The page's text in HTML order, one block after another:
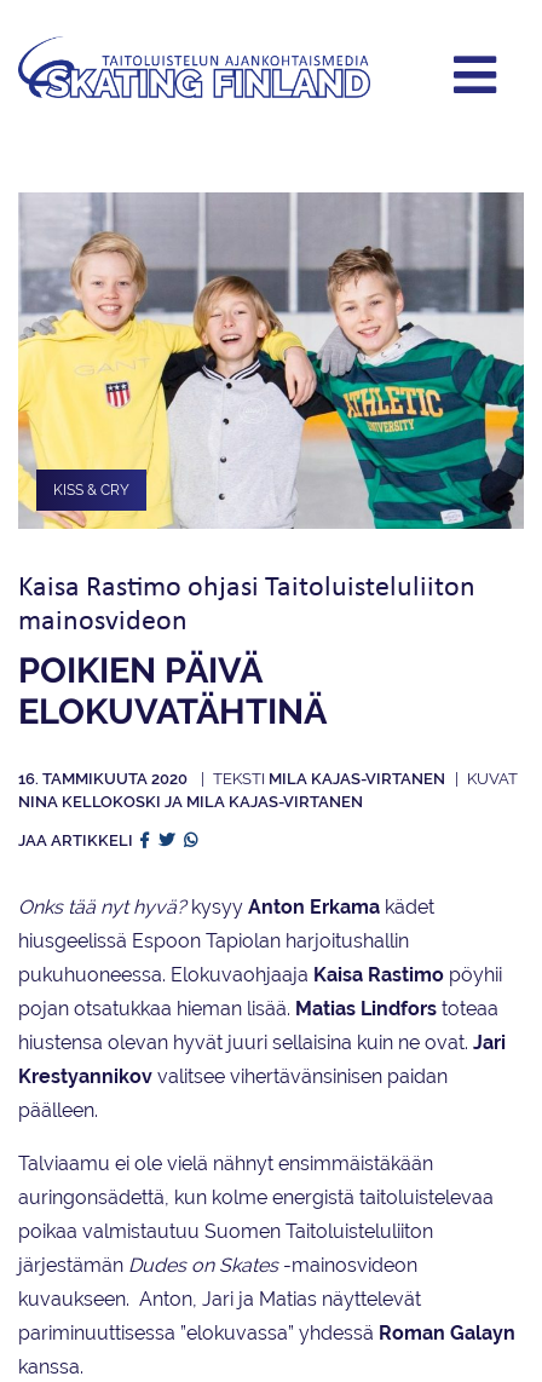
KISS & CRY
Kaisa Rastimo ohjasi Taitoluisteluliiton
mainosvideon
POIKIEN PÄIVÄ
ELOKUVATÄHTINÄ
16. TAMMIKUUTA 2020
MILA KAJAS-VIRTANEN
NINA KELLOKOSKI JA MILA KAJAS-VIRTANEN
JAA ARTIKKELI
Onks tää nyt hyvä?kysyy Anton Erkama kädet
hiusgeelissä Espoon Tapiolan harjoitushallin
pukuhuoneessa. Elokuvaohjaaja Kaisa Rastimo pöyhii
pojan otsatukkaa hieman lisää. Matias Lindfors toteaa
hiustensa olevan hyvät juuri sellaisina kuin ne ovat. Jari
Krestyannikov valitsee vihertävänsinisen paidan
päälleen.
Talviaamu ei ole vielä nähnyt ensimmäistäkään
auringonsädettä, kun kolme energistä taitoluistelevaa
poikaa valmistautuu Suomen Taitoluisteluliiton
järjestämän Dudes on Skates-mainosvideon
kuvaukseen. Anton, Jari ja Matias näyttelevät
pariminuuttisessa ”elokuvassa” yhdessä Roman Galayn
kanssa.